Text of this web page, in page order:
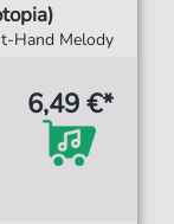
Hand Melody
6,49 €*